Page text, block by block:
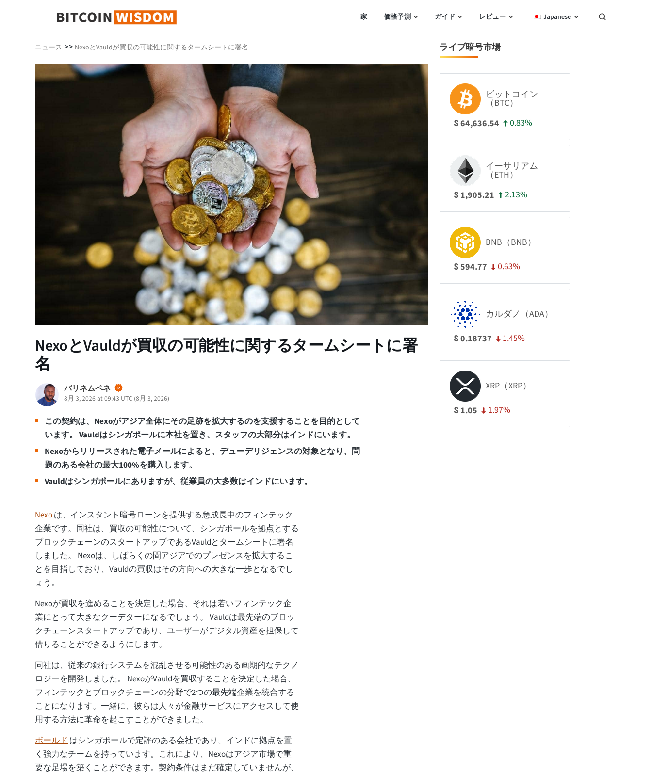
ビットコインの知恵
家 価格予測 ガイド レビュー Japanese
ニュース >> NexoとVauldが買収の可能性に関するタームシートに署名
NexoとVauldが買収の可能性に関するタームシートに署
名
バリネムペネ
8月 3, 2026 at 09:43 UTC (8月 3, 2026)
この契約は、Nexoがアジア全体にその足跡を拡大するのを支援することを目的として
います。 Vauldはシンガポールに本社を置き、スタッフの大部分はインドにいます。
Nexoからリリースされた電子メールによると、デューデリジェンスの対象となり、問
題のある会社の最大100%を購入します。
Vauldはシンガポールにありますが、従業員の大多数はインドにいます。
Nexoは、インスタント暗号ローンを提供する急成長中のフィンテック
企業です。同社は、買収の可能性について、シンガポールを拠点とする
ブロックチェーンのスタートアップであるVauldとタームシートに署名
しました。 Nexoは、しばらくの間アジアでのプレゼンスを拡大するこ
とを目指しており、Vauldの買収はその方向への大きな一歩となるでし
ょう。
Nexoが買収を進めることを決定した場合、それは若いフィンテック企
業にとって大きなクーデターになるでしょう。 Vauldは最先端のブロッ
クチェーンスタートアップであり、ユーザーがデジタル資産を担保して
借りることができるようにします。
同社は、従来の銀行システムを混乱させる可能性のある画期的なテクノ
ロジーを開発しました。 NexoがVauldを買収することを決定した場合、
フィンテックとブロックチェーンの分野で2つの最先端企業を統合する
ことになります。一緒に、彼らは人々が金融サービスにアクセスして使
用する方法に革命を起こすことができました。
ボールドはシンガポールで定評のある会社であり、インドに拠点を置
く強力なチームを持っています。これにより、Nexoはアジア市場で重
要な足場を築くことができます。契約条件はまだ確定していませんが、
ライブ暗号市場
ビットコイン
（BTC）
$64,636.54 0.83%
イーサリアム
（ETH）
$ 1,905.21 2.13%
BNB（BNB）
$594.77 0.63%
カルダノ（ADA）
$0.18737 1.45%
XRP（XRP）
$ 1.05 1.97%